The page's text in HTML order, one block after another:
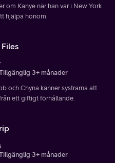
om Kanye när han var i New York
hjälpa honom.
3+ månader
och Chyna känner systrarna att
ett giftigt förhållande.
3+ månader